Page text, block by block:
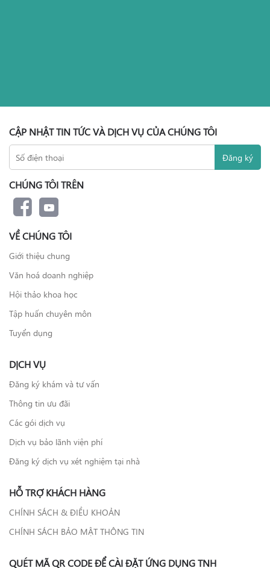
CẬP NHẬT TIN TỨC VÀ DỊCH VỤ CỦA CHÚNG TÔI
CHÚNG TÔI TRÊN
VỀ CHÚNG TÔI
Giới thiệu chung
Văn hoá doanh nghiệp
Hội thảo khoa học
Tập huấn chuyên môn
Tuyển dụng
DỊCH VỤ
Đăng ký khám và tư vấn
Thông tin ưu đãi
Các gói dịch vụ
Dịch vụ bảo lãnh viện phí
Đăng ký dịch vụ xét nghiệm tại nhà
HỖ TRỢ KHÁCH HÀNG
CHÍNH SÁCH & ĐIỀU KHOẢN
CHÍNH SÁCH BẢO MẬT THÔNG TIN
QUÉT MÃ QR CODE ĐỂ CÀI ĐẶT ỨNG DỤNG TNH